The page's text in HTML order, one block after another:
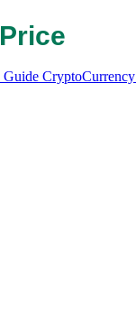
Guide CryptoCurrency